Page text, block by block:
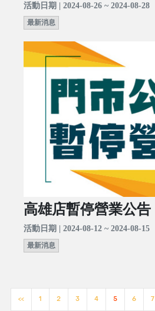
活動日期 | 2024-08-26 ~ 2024-08-28
最新消息
高雄店暫停營業公告
活動日期 | 2024-08-12 ~ 2024-08-15
最新消息
<< 1 2 3 4 5 6 7